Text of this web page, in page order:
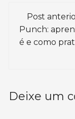
de
Post
Punch:
é e como
Deixe um